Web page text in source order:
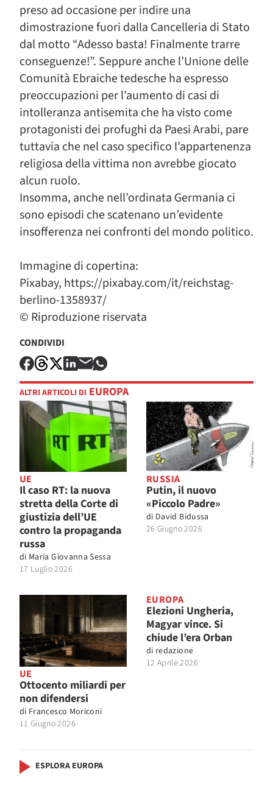
preso ad occasione per indire una
dimostrazione fuori dalla Cancelleria di Stato
dal motto “Adesso basta! Finalmente trarre
conseguenze!”. Seppure anche l’Unione delle
Comunità Ebraiche tedesche ha espresso
preoccupazioni per l’aumento di casi di
intolleranza antisemita che ha visto come
protagonisti dei profughi da Paesi Arabi, pare
tuttavia che nel caso specifico l’appartenenza
religiosa della vittima non avrebbe giocato
alcun ruolo.
Insomma, anche nell’ordinata Germania ci
sono episodi che scatenano un’evidente
insofferenza nei confronti del mondo politico.
Immagine di copertina:
Pixabay, https://pixabay.com/it/reichstag-
berlino-1358937/
© Riproduzione riservata
CONDIVIDI
ALTRI ARTICOLI DI EUROPA
UE
Il caso RT: la nuova
stretta della Corte di
giustizia dell’UE
contro la propaganda
russa
di Maria Giovanna Sessa
17 Luglio 2026
RUSSIA
Putin, il nuovo
«Piccolo Padre»
di David Bidussa
26 Giugno 2026
UE
Ottocento miliardi per
non difendersi
di Francesco Moriconi
11 Giugno 2026
EUROPA
Elezioni Ungheria,
Magyar vince. Si
chiude l’era Orban
di redazione
12 Aprile 2026
ESPLORA EUROPA